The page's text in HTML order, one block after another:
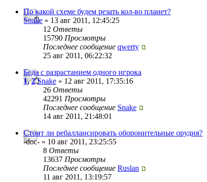
По какой схеме будем резать кол-во планет?
Snake » 13 авг 2011, 12:45:25
12 Ответы
15790 Просмотры
Последнее сообщение qwerty
25 авг 2011, 06:22:32
Беда с разрастанием одного игрока
1,2 Snake » 12 авг 2011, 17:35:16
26 Ответы
42291 Просмотры
Последнее сообщение Snake
14 авг 2011, 21:48:01
Стоит ли ребаллансировать оборонительные орудия?
-doc- » 10 авг 2011, 23:25:55
8 Ответы
13637 Просмотры
Последнее сообщение Ruslan
11 авг 2011, 13:19:57